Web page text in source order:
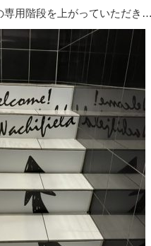
専用階段を上がっていただき